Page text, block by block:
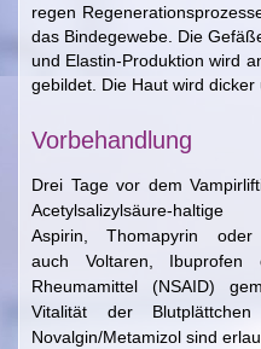
regen
das Bindegewebe. Die
und Elastin-Produktion wird
gebildet. Die Haut wird dicker
Vorbehandlung
Drei Tage vor dem
Acetylsalizylsäure-
Aspirin, Thomapyrin
auch Voltaren, Ibuprofen
Rheumamittel (NSAID)
Vitalität der
Novalgin/Metamizol sind